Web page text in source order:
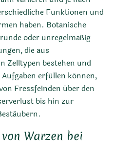
Funktionen und
haben. Botanische
oder unregelmäßig
die aus
Zelltypen bestehen und
Aufgaben erfüllen können,
Fressfeinden über den
bis hin zur
Warzen bei